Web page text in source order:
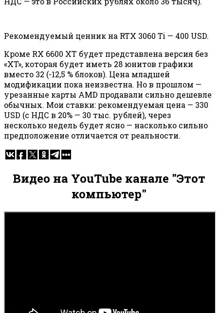
Рекомендуемый ценник на RTX 3060 Ti — 400 USD.
Кроме RX 6600 XT будет представлена версия без
«XT», которая будет иметь 28 юнитов графики
вместо 32 (-12,5 % блоков). Цена младшей
модификации пока неизвестна. Но в прошлом —
урезанные карты AMD продавали сильно дешевле
обычных. Мои ставки: рекомендуемая цена — 330
USD (с НДС в 20% — 30 тыс. рублей), через
несколько недель будет ясно — насколько сильно
предположение отличается от реальности.
Видео на YouTube канале "Этот
компьютер"